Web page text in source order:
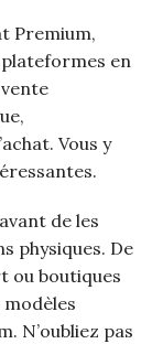
Premium,
en
Vous y
de les
physiques. De
ou boutiques
N’oubliez pas